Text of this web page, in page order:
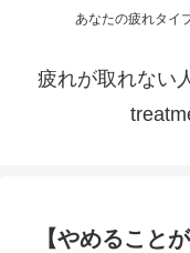
あなたの疲れタイ
疲れが取れない
【やめること